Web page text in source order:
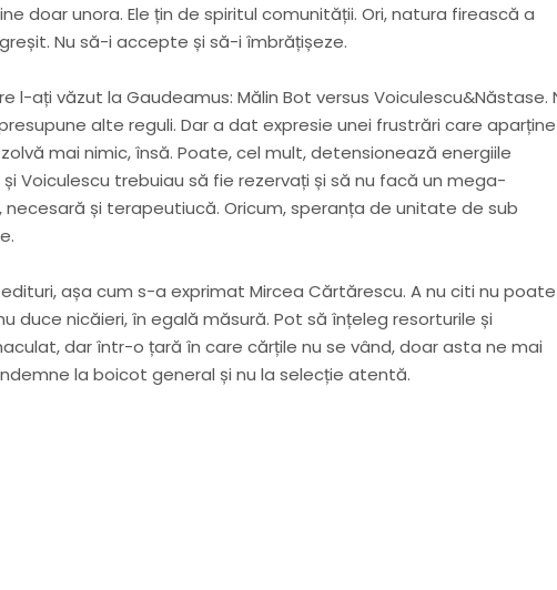
doar unora. Ele țin de spiritul comunității. Ori, natura firească a
Nu să-i accepte și să-i îmbrățișeze.
ați văzut la Gaudeamus: Mălin Bot versus Voiculescu&Năstase.
alte reguli. Dar a dat expresie unei frustrări care aparține
mai nimic, însă. Poate, cel mult, detensionează energiile
Voiculescu trebuiau să fie rezervați și să nu facă un mega-
și terapeutiucă. Oricum, speranța de unitate de sub
așa cum s-a exprimat Mircea Cărtărescu. A nu citi nu
duce nicăieri, în egală măsură. Pot să înțeleg resorturile și
dar într-o țară în care cărțile nu se vând, doar asta ne mai
la boicot general și nu la selecție atentă.